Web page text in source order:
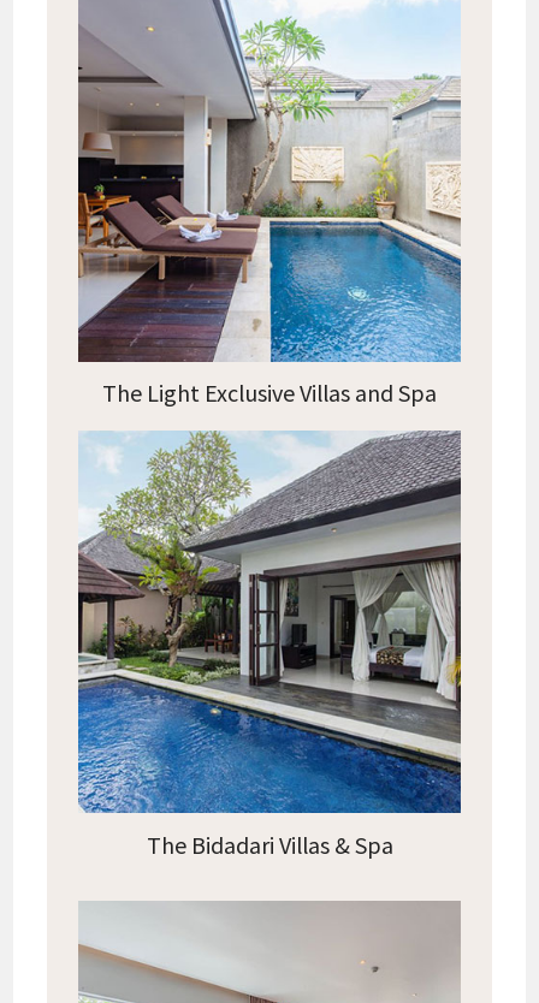
The Light Exclusive Villas and Spa
The Bidadari Villas & Spa